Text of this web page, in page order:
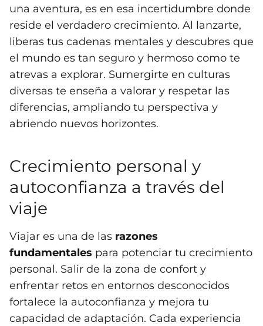
una aventura, es en esa incertidumbre donde
reside el verdadero crecimiento. Al lanzarte,
liberas tus cadenas mentales y descubres que
el mundo es tan seguro y hermoso como te
atrevas a explorar. Sumergirte en culturas
diversas te enseña a valorar y respetar las
diferencias, ampliando tu perspectiva y
abriendo nuevos horizontes.
Crecimiento personal y
autoconfianza a través del
viaje
Viajar es una de las razones
fundamentales para potenciar tu crecimiento
personal. Salir de la zona de confort y
enfrentar retos en entornos desconocidos
fortalece la autoconfianza y mejora tu
capacidad de adaptación. Cada experiencia